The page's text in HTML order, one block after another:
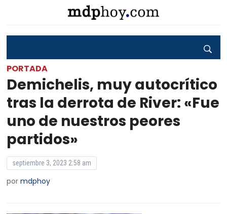
PORTADA
Demichelis, muy autocrítico
tras la derrota de River: «Fue
uno de nuestros peores
partidos»
septiembre 3, 2023 2:58 am
pormdphoy